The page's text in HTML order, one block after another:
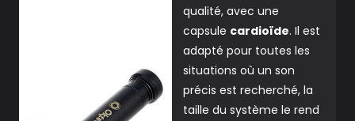
qualité, avec une
capsule cardioïde. Il est
adapté pour toutes les
situations où un son
précis est recherché, la
taille du système le rend